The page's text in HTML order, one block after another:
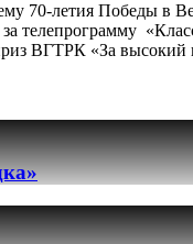
70-летия Победы в
телепрограмму
ВГТРК «За